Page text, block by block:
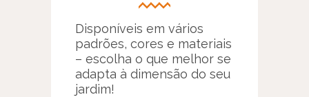
Disponíveis em vários
padrões, cores e materiais
– escolha o que melhor se
adapta à dimensão do seu
jardim!